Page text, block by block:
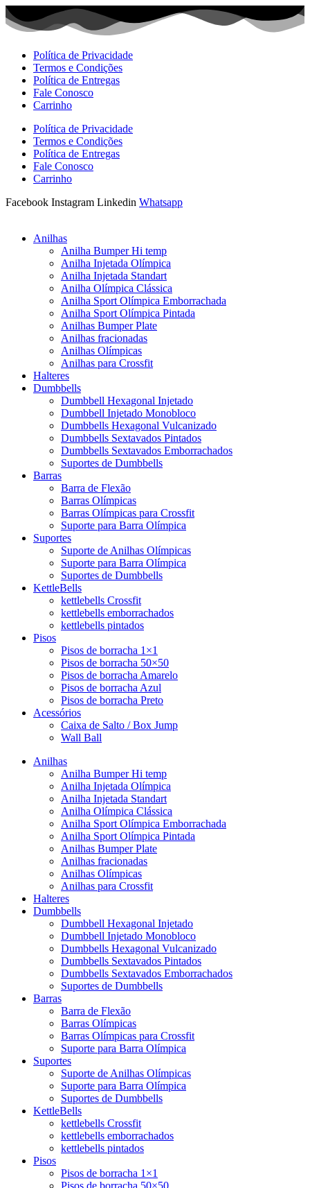
Ir
para
Política de Privacidade
Termos e Condições
Política de Entregas
Fale Conosco
Carrinho
Política de Privacidade
Termos e Condições
Política de Entregas
Fale Conosco
Carrinho
Facebook Instagram Linkedin Whatsapp
Anilhas
Anilha Bumper Hi temp
Anilha Injetada Olímpica
Anilha Injetada Standart
Anilha Olímpica Clássica
Anilha Sport Olímpica Emborrachada
Anilha Sport Olímpica Pintada
Anilhas Bumper Plate
Anilhas fracionadas
Anilhas Olímpicas
Anilhas para Crossfit
Halteres
Dumbbells
Dumbbell Hexagonal Injetado
Dumbbell Injetado Monobloco
Dumbbells Hexagonal Vulcanizado
Dumbbells Sextavados Pintados
Dumbbells Sextavados Emborrachados
Suportes de Dumbbells
Barras
Barra de Flexão
Barras Olímpicas
Barras Olímpicas para Crossfit
Suporte para Barra Olímpica
Suportes
Suporte de Anilhas Olímpicas
Suporte para Barra Olímpica
Suportes de Dumbbells
KettleBells
kettlebells Crossfit
kettlebells emborrachados
kettlebells pintados
Pisos
Pisos de borracha 1×1
Pisos de borracha 50×50
Pisos de borracha Amarelo
Pisos de borracha Azul
Pisos de borracha Preto
Acessórios
Caixa de Salto / Box Jump
Wall Ball
Anilhas
Anilha Bumper Hi temp
Anilha Injetada Olímpica
Anilha Injetada Standart
Anilha Olímpica Clássica
Anilha Sport Olímpica Emborrachada
Anilha Sport Olímpica Pintada
Anilhas Bumper Plate
Anilhas fracionadas
Anilhas Olímpicas
Anilhas para Crossfit
Halteres
Dumbbells
Dumbbell Hexagonal Injetado
Dumbbell Injetado Monobloco
Dumbbells Hexagonal Vulcanizado
Dumbbells Sextavados Pintados
Dumbbells Sextavados Emborrachados
Suportes de Dumbbells
Barras
Barra de Flexão
Barras Olímpicas
Barras Olímpicas para Crossfit
Suporte para Barra Olímpica
Suportes
Suporte de Anilhas Olímpicas
Suporte para Barra Olímpica
Suportes de Dumbbells
KettleBells
kettlebells Crossfit
kettlebells emborrachados
kettlebells pintados
Pisos
Pisos de borracha 1×1